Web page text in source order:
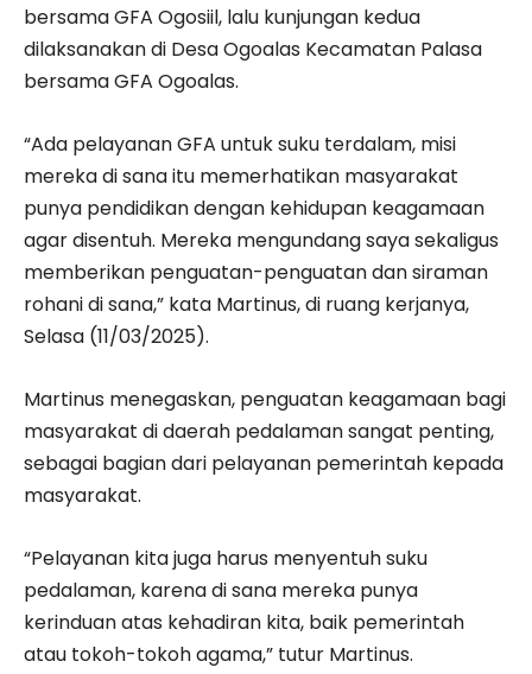
bersama GFA Ogosiil, lalu kunjungan kedua
dilaksanakan di Desa Ogoalas Kecamatan Palasa
bersama GFA Ogoalas.
“Ada pelayanan GFA untuk suku terdalam, misi
mereka di sana itu memerhatikan masyarakat
punya pendidikan dengan kehidupan keagamaan
agar disentuh. Mereka mengundang saya sekaligus
memberikan penguatan-penguatan dan siraman
rohani di sana,” kata Martinus, di ruang kerjanya,
Selasa (11/03/2025).
Martinus menegaskan, penguatan keagamaan bagi
masyarakat di daerah pedalaman sangat penting,
sebagai bagian dari pelayanan pemerintah kepada
masyarakat.
“Pelayanan kita juga harus menyentuh suku
pedalaman, karena di sana mereka punya
kerinduan atas kehadiran kita, baik pemerintah
atau tokoh-tokoh agama,” tutur Martinus.